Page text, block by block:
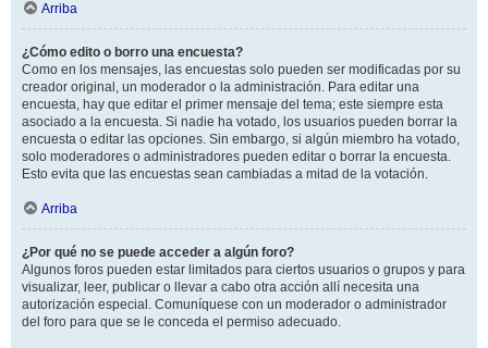
Arriba
¿Cómo edito o borro una encuesta?
Como en los mensajes, las encuestas solo pueden ser modificadas por su
creador original, un moderador o la administración. Para editar una
encuesta, hay que editar el primer mensaje del tema; este siempre esta
asociado a la encuesta. Si nadie ha votado, los usuarios pueden borrar la
encuesta o editar las opciones. Sin embargo, si algún miembro ha votado,
solo moderadores o administradores pueden editar o borrar la encuesta.
Esto evita que las encuestas sean cambiadas a mitad de la votación.
Arriba
¿Por qué no se puede acceder a algún foro?
Algunos foros pueden estar limitados para ciertos usuarios o grupos y para
visualizar, leer, publicar o llevar a cabo otra acción allí necesita una
autorización especial. Comuníquese con un moderador o administrador
del foro para que se le conceda el permiso adecuado.